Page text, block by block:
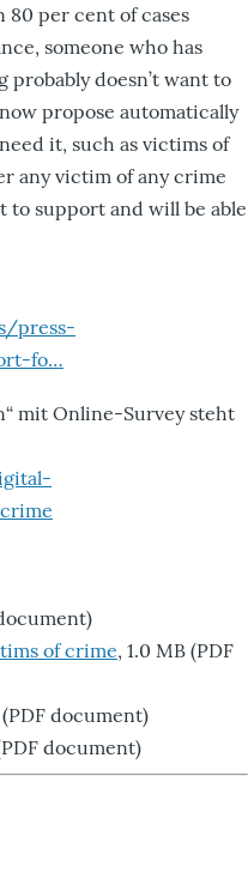
per cent of cases
someone who has
doesn’t want to
propose automatically
it, such as victims of
any victim of any crime
to support and will be able
press-
fo…
mit Online-Survey steht
of crime, 1.0 MB (PDF
document)
document)